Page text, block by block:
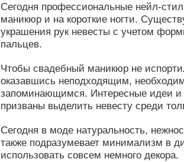
Сегодня профессиональные нейл-
маникюр и на короткие ногти.
украшения рук невесты с учетом
пальцев.
Чтобы свадебный маникюр не
оказавшись неподходящим,
запоминающимся. Интересные идеи и
призваны выделить невесту среди
Сегодня в моде натуральность,
также подразумевает минимализм в
использовать совсем немного декора.